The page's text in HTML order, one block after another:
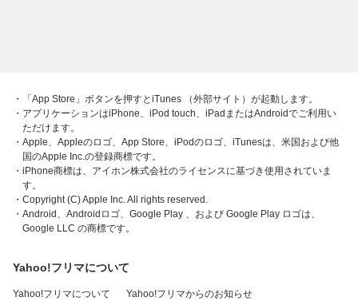
・「App Store」ボタンを押すとiTunes （外部サイト）が起動します。
・アプリケーションはiPhone、iPod touch、iPadまたはAndroidでご利用い
ただけます。
・Apple、Appleのロゴ、App Store、iPodのロゴ、iTunesは、米国および他
国のApple Inc.の登録商標です。
・iPhone商標は、アイホン株式会社のライセンスに基づき使用されていま
す。
・Copyright (C) Apple Inc. All rights reserved.
・Android、Androidロゴ、Google Play 、および Google Play ロゴは、
Google LLC の商標です。
Yahoo!フリマについて
Yahoo!フリマについて Yahoo!フリマからのお知らせ